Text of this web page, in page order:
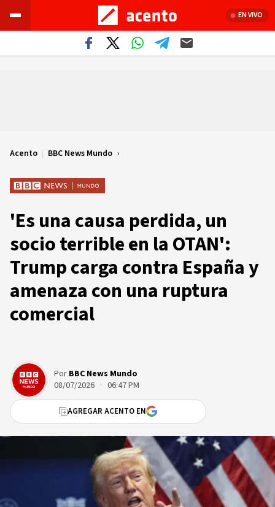
EN VIVO
Acento | BBC News Mundo
'Es una causa perdida, un
socio terrible en la OTAN':
Trump carga contra España y
amenaza con una ruptura
comercial
Por BBC News Mundo
08/07/2026 · 06:47 PM
AGREGAR ACENTO EN